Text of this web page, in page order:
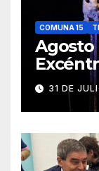
COMUNA 15
Agosto
31 DE